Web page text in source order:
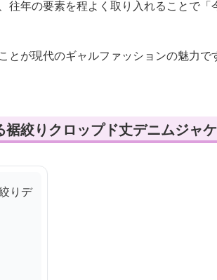
往年の要素を程よく取り入れることで
とが現代のギャルファッションの魅力で
絞りクロップド丈デニムジャ